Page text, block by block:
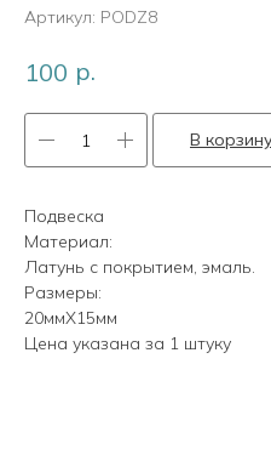
Артикул: PODZ8
100 р.
В
Подвеска
Материал:
Латунь с покрытием, эмаль.
Размеры:
20ммХ15мм
Цена указана за 1 штуку